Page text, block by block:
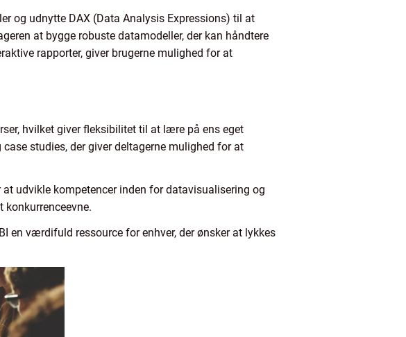
og udnytte DAX (Data Analysis Expressions) til at
at bygge robuste datamodeller, der kan håndtere
rapporter, giver brugerne mulighed for at
hvilket giver fleksibilitet til at lære på ens eget
studies, der giver deltagerne mulighed for at
udvikle kompetencer inden for datavisualisering og
en værdifuld ressource for enhver, der ønsker at lykkes